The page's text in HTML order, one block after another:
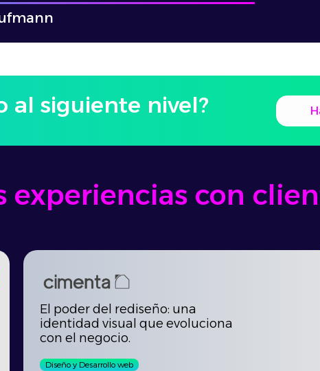
al siguiente nivel?
experiencias con
El poder del rediseño: una
identidad visual que evoluciona
con el negocio.
Diseño y Desarrollo web